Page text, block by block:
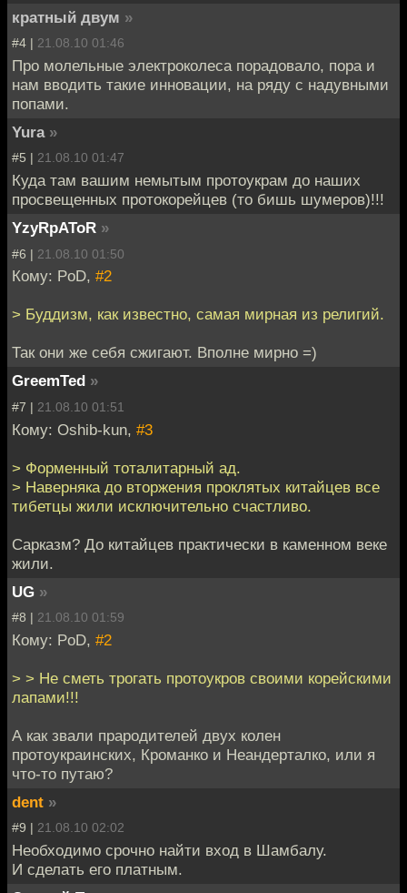
кратный двум »
#4 | 21.08.10 01:46
Про молельные электроколеса порадовало, пора и
нам вводить такие инновации, на ряду с надувными
попами.
Yura »
#5 | 21.08.10 01:47
Куда там вашим немытым протоукрам до наших
просвещенных протокорейцев (то бишь шумеров)!!!
YzyRpAToR »
#6 | 21.08.10 01:50
Кому: PoD, #2
> Буддизм, как известно, самая мирная из религий.
Так они же себя сжигают. Вполне мирно =)
GreemTed »
#7 | 21.08.10 01:51
Кому: Oshib-kun, #3
> Форменный тоталитарный ад.
> Наверняка до вторжения проклятых китайцев все
тибетцы жили исключительно счастливо.
Сарказм? До китайцев практически в каменном веке
жили.
UG »
#8 | 21.08.10 01:59
Кому: PoD, #2
> > Не сметь трогать протоукров своими корейскими
лапами!!!
А как звали прародителей двух колен
протоукраинских, Кроманко и Неандерталко, или я
что-то путаю?
dent »
#9 | 21.08.10 02:02
Необходимо срочно найти вход в Шамбалу.
И сделать его платным.